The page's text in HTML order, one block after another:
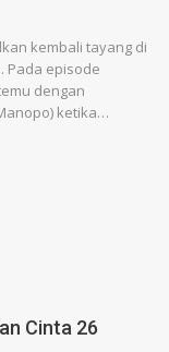
kembali tayang di
Pada episode
dengan
ketika…
Cinta 26